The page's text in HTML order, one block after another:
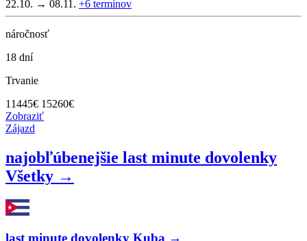
22.10. → 08.11. +6 termínov
náročnosť
18 dní
Trvanie
11445€ 15260€
Zobraziť
Zájazd
najobľúbenejšie last minute dovolenky
Všetky →
last minute dovolenky Kuba →